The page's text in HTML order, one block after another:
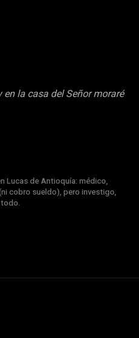
la casa del Señor moraré
Lucas de Antioquía: médico,
cobro sueldo), pero investigo,